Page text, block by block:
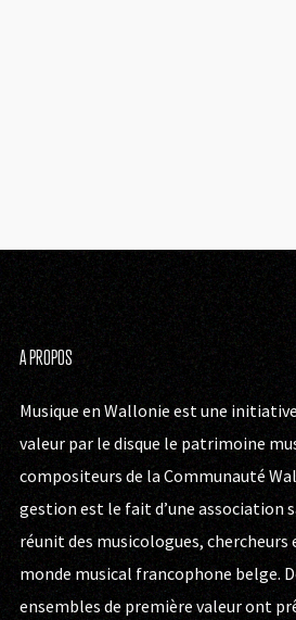
A PROPOS
Musique en Wallonie est une
valeur par le disque le patrimoine
compositeurs de la Communauté
gestion est le fait d’une association
réunit des musicologues,
monde musical francophone belge.
ensembles de première valeur ont